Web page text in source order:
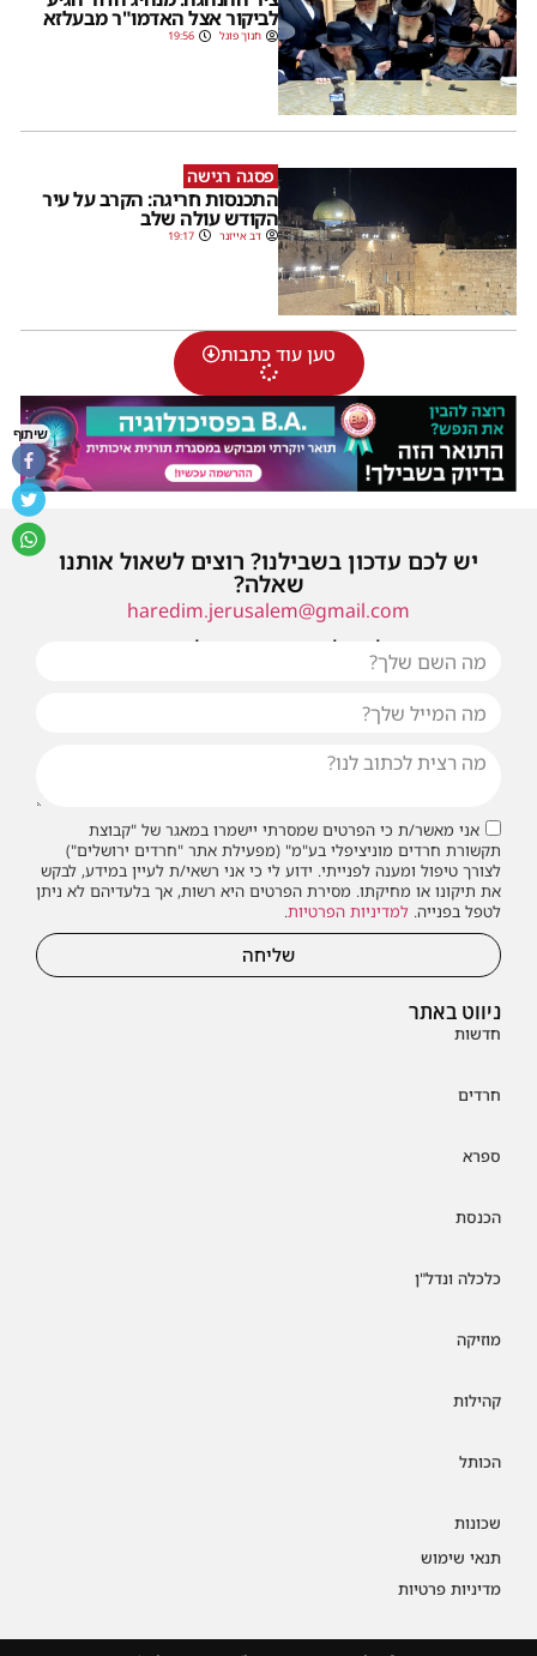
לביקור אצל האדמו"ר מבעלזא
חנוך פוגל 19:56
פסגה רגישה
התכנסות חריגה: הקרב על עיר
הקודש עולה שלב
דב אייזנר 19:17
טען עוד כתבות
ניווט באתר
חדשות
חרדים
ספרא
הכנסת
כלכלה ונדל"ן
מוזיקה
קהילות
הכותל
שכונות
תנאי שימוש
מדיניות פרטיות
יש לכם עדכון בשבילנו? רוצים לשאול אותנו
שאלה?
haredim.jerusalem@gmail.com
או שילחו אלינו פנייה ונחזור אליכם בהקדם
אני מאשר/ת כי הפרטים שמסרתי יישמרו במאגר של "קבוצת
תקשורת חרדים מוניציפלי בע"מ" (מפעילת אתר "חרדים ירושלים")
לצורך טיפול ומענה לפנייתי. ידוע לי כי אני רשאי/ת לעיין במידע, לבקש
את תיקונו או מחיקתו. מסירת הפרטים היא רשות, אך בלעדיהם לא ניתן
לטפל בפנייה. למדיניות הפרטיות.
שליחה
שיתוף